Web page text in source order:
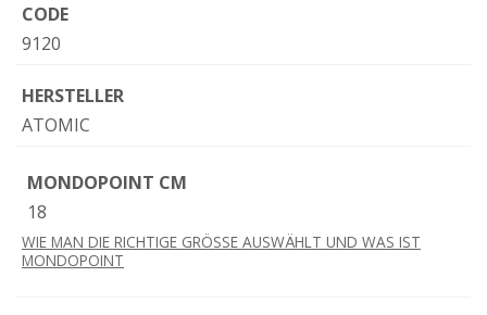
CODE
9120
HERSTELLER
ATOMIC
MONDOPOINT CM
18
WIE MAN DIE RICHTIGE GRÖSSE AUSWÄHLT UND WAS IST
MONDOPOINT